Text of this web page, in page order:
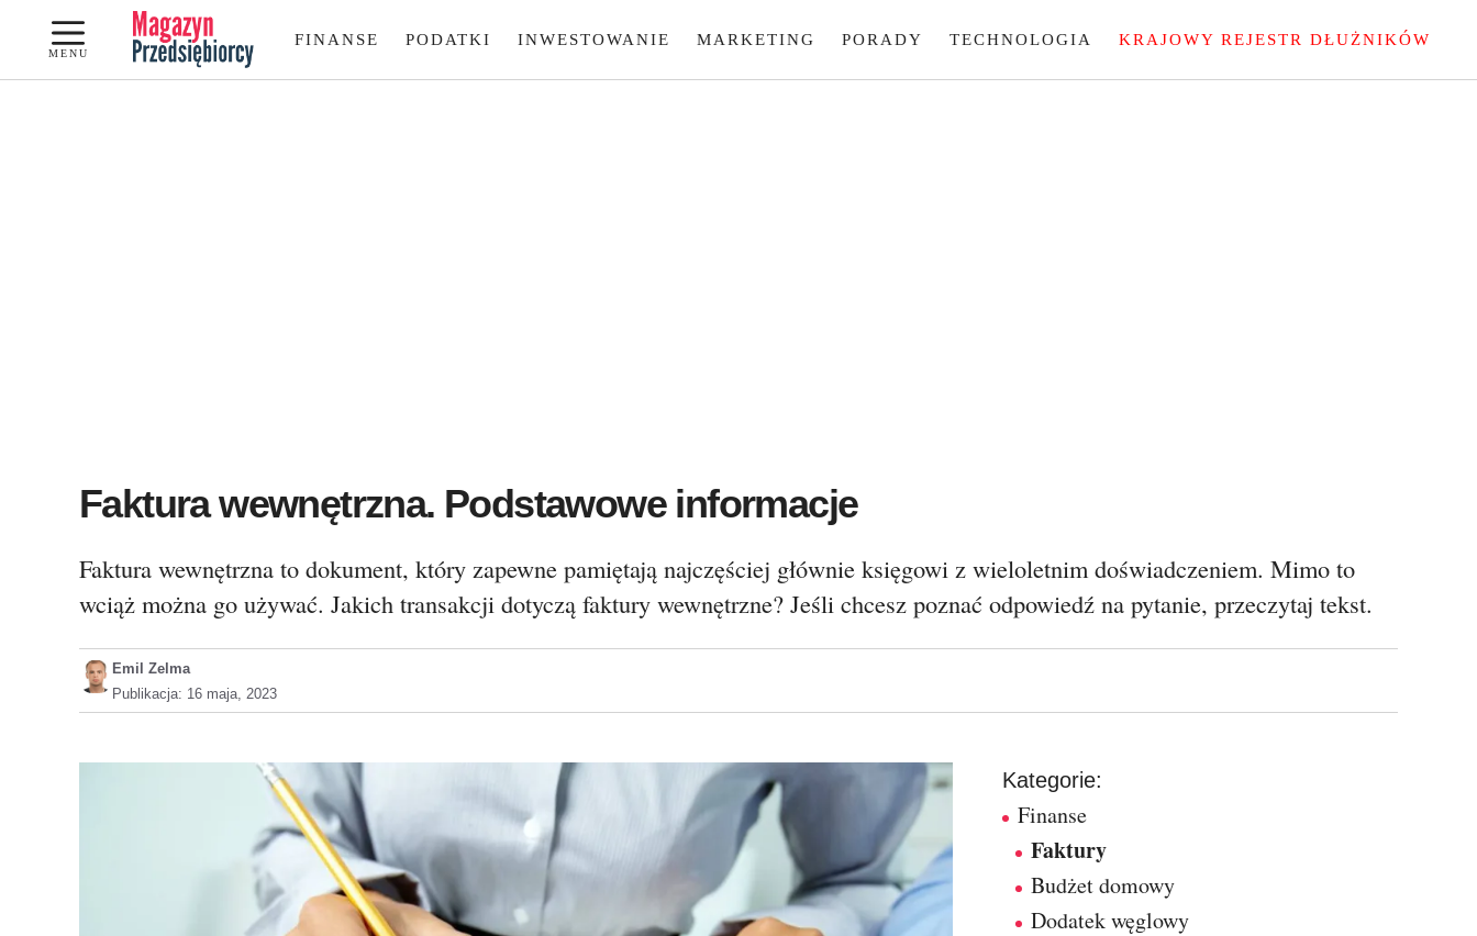
Przejdź
treści
MENU
FINANSE PODATKI INWESTOWANIE MARKETING PORADY TECHNOLOGIA KRAJOWY REJESTR DŁUŻNIKÓW
Faktura wewnętrzna. Podstawowe informacje
Faktura wewnętrzna to dokument, który zapewne pamiętają najczęściej głównie księgowi z wieloletnim doświadczeniem. Mimo to
wciąż można go używać. Jakich transakcji dotyczą faktury wewnętrzne? Jeśli chcesz poznać odpowiedź na pytanie, przeczytaj tekst.
Emil Zelma
Publikacja: 16 maja, 2023
Kategorie:
Finanse
Faktury
Budżet domowy
Dodatek węglowy